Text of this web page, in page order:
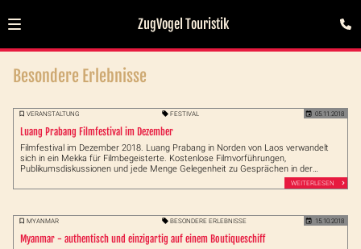
ZugVogel Touristik
Besondere Erlebnisse
VERANSTALTUNG FESTIVAL 05.11.2018
Luang Prabang Filmfestival im Dezember
Filmfestival im Dezember 2018. Luang Prabang in Norden von Laos verwandelt
sich in ein Mekka für Filmbegeisterte. Kostenlose Filmvorführungen,
Publikumsdiskussionen und jede Menge Gelegenheit zu Gesprächen in der
WEITERLESEN
MYANMAR BESONDERE ERLEBNISSE 15.10.2018
Myanmar - authentisch und einzigartig auf einem Boutiqueschiff